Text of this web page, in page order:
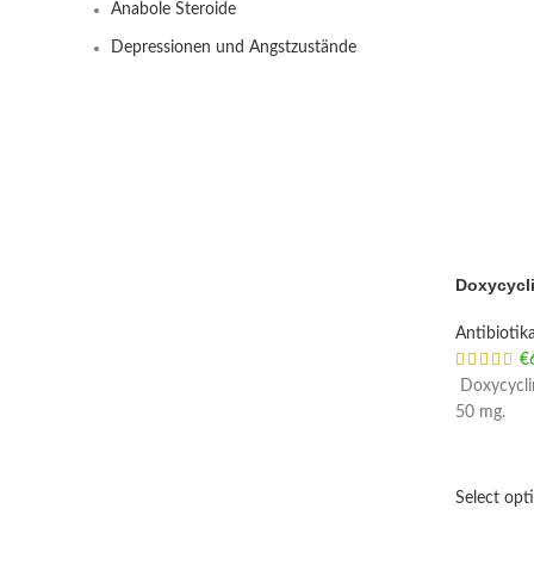
Anabole Steroide
Depressionen und Angstzustände
Antibiotika
€
50 mg.
Select